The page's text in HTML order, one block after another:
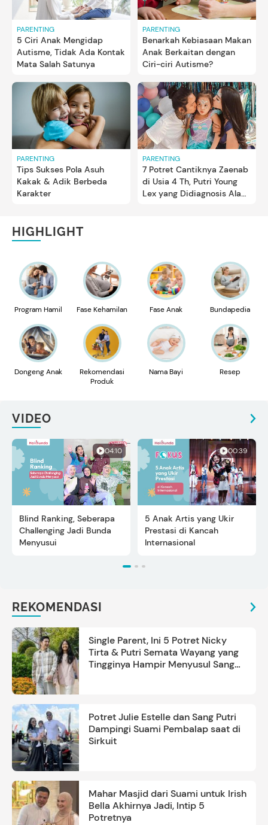
PARENTING
5 Ciri Anak Mengidap
Autisme, Tidak Ada Kontak
Mata Salah Satunya
PARENTING
Benarkah Kebiasaan Makan
Anak Berkaitan dengan
Ciri-ciri Autisme?
PARENTING
Tips Sukses Pola Asuh
Kakak & Adik Berbeda
Karakter
PARENTING
7 Potret Cantiknya Zaenab
di Usia 4 Th, Putri Young
Lex yang Didiagnosis Alami
HIGHLIGHT
Program Hamil Fase Kehamilan Fase Anak Bundapedia
Dongeng Anak
Rekomendasi
Produk
Nama Bayi Resep
VIDEO
04:10
Blind Ranking, Seberapa
Challenging Jadi Bunda
Menyusui
00:39
5 Anak Artis yang Ukir
Prestasi di Kancah
Internasional
REKOMENDASI
Single Parent, Ini 5 Potret Nicky
Tirta & Putri Semata Wayang yang
Tingginya Hampir Menyusul Sang
Potret Julie Estelle dan Sang Putri
Dampingi Suami Pembalap saat di
Sirkuit
Mahar Masjid dari Suami untuk Irish
Bella Akhirnya Jadi, Intip 5
Potretnya